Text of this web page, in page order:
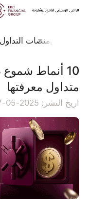
السوقمنصات
10 أنماط
متداول معرفتها
اريخ النشر: 2025-05-27